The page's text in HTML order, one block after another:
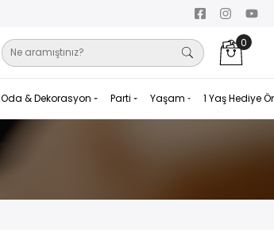
0
Oda & Dekorasyon Parti Yaşam 1 Yaş Hediye